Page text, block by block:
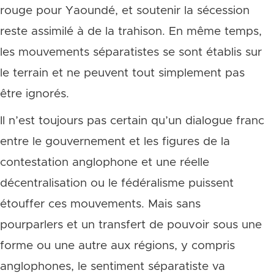
rouge pour Yaoundé, et soutenir la sécession
reste assimilé à de la trahison. En même temps,
les mouvements séparatistes se sont établis sur
le terrain et ne peuvent tout simplement pas
être ignorés.
Il n’est toujours pas certain qu’un dialogue franc
entre le gouvernement et les figures de la
contestation anglophone et une réelle
décentralisation ou le fédéralisme puissent
étouffer ces mouvements. Mais sans
pourparlers et un transfert de pouvoir sous une
forme ou une autre aux régions, y compris
anglophones, le sentiment séparatiste va